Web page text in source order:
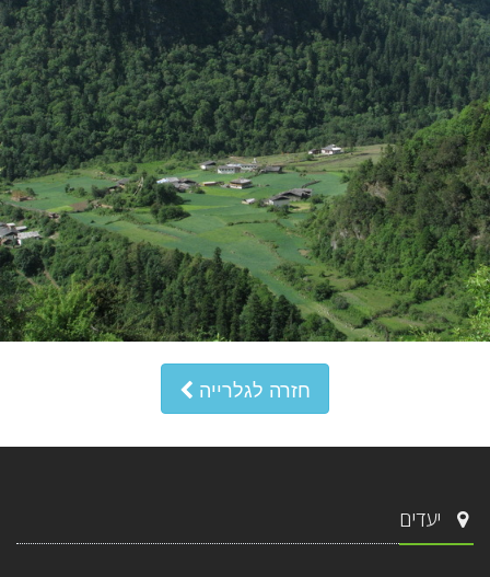
חזרה לגלרייה
יעדים